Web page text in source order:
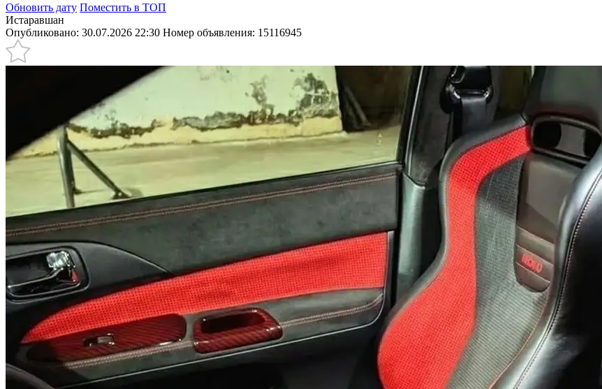
Обновить дату Поместить в ТОП
Истаравшан
Опубликовано: 30.07.2026 22:30 Номер объявления: 15116945